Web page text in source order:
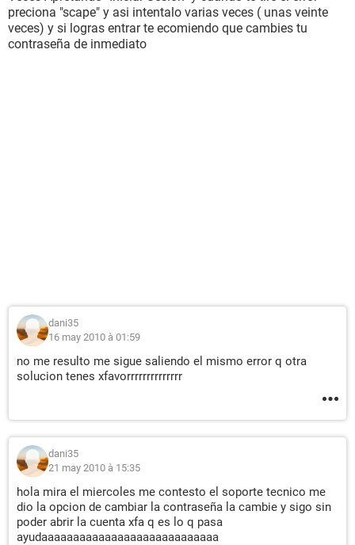
preciona "scape" y asi intentalo varias veces ( unas veinte
veces) y si logras entrar te ecomiendo que cambies tu
contraseña de inmediato
dani35
16 may 2010 à 01:59
no me resulto me sigue saliendo el mismo error q otra
solucion tenes xfavorrrrrrrrrrrrrr
dani35
21 may 2010 à 15:35
hola mira el miercoles me contesto el soporte tecnico me
dio la opcion de cambiar la contraseña la cambie y sigo sin
poder abrir la cuenta xfa q es lo q pasa
ayudaaaaaaaaaaaaaaaaaaaaaaaaaaaa